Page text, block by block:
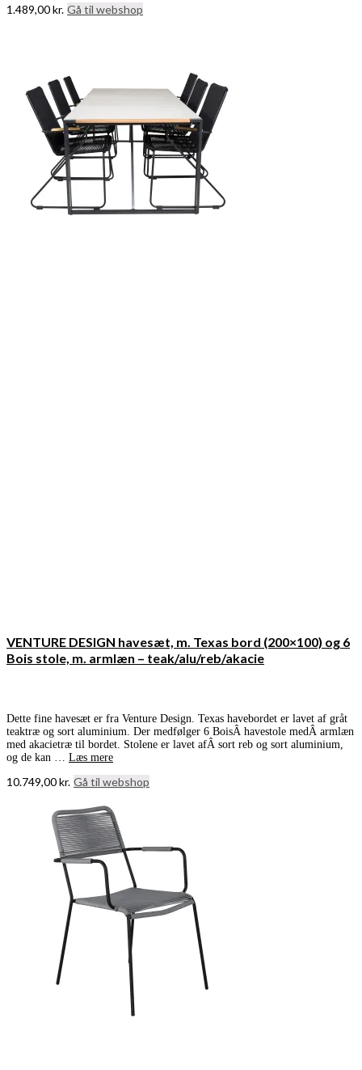
1.489,00kr. Gå til webshop
VENTURE DESIGN havesæt, m. Texas bord (200×100) og 6
Bois stole, m. armlæn – teak/alu/reb/akacie
Dette fine havesæt er fra Venture Design. Texas havebordet er lavet af gråt
teaktræ og sort aluminium. Der medfølger 6 BoisÂ havestole medÂ armlæn
med akacietræ til bordet. Stolene er lavet afÂ sort reb og sort aluminium,
og de kan … Læs mere
10.749,00kr. Gå til webshop